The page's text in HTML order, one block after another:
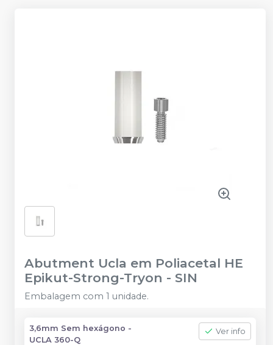
Abutment Ucla em Poliacetal HE
Epikut-Strong-Tryon - SIN
Embalagem com 1 unidade.
3,6mm Sem hexágono -
UCLA 360-Q
Ver info